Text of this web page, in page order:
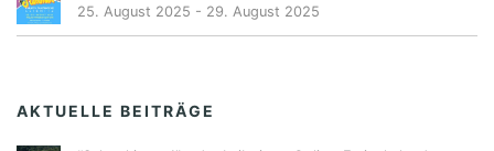
25. August 2025 - 29. August 2025
AKTUELLE BEITRÄGE